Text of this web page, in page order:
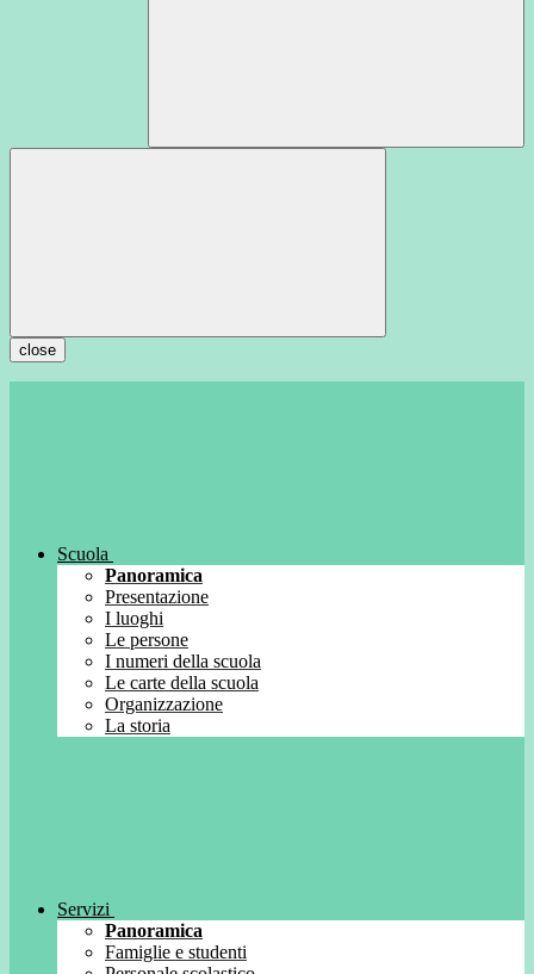
close
Scuola
Panoramica
Presentazione
I luoghi
Le persone
I numeri della scuola
Le carte della scuola
Organizzazione
La storia
Servizi
Panoramica
Famiglie e studenti